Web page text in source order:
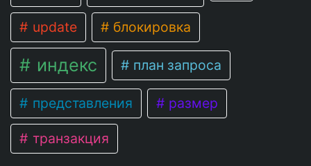
update блокировка
индекс план запроса
представления размер
транзакция